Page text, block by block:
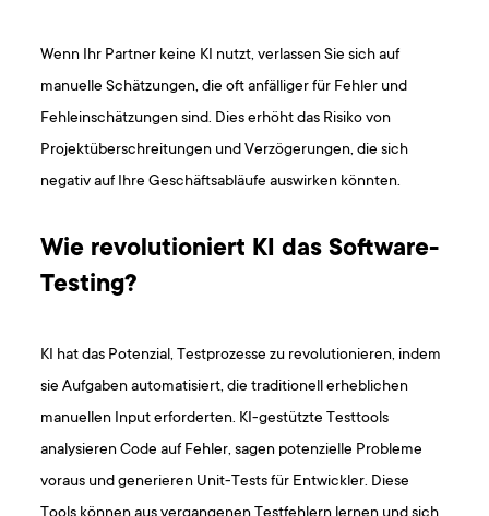
Wenn Ihr Partner keine KI nutzt, verlassen Sie sich auf
manuelle Schätzungen, die oft anfälliger für Fehler und
Fehleinschätzungen sind. Dies erhöht das Risiko von
Projektüberschreitungen und Verzögerungen, die sich
negativ auf Ihre Geschäftsabläufe auswirken könnten.
Wie revolutioniert KI das Software-
Testing?
KI hat das Potenzial, Testprozesse zu revolutionieren, indem
sie Aufgaben automatisiert, die traditionell erheblichen
manuellen Input erforderten. KI-gestützte Testtools
analysieren Code auf Fehler, sagen potenzielle Probleme
voraus und generieren Unit-Tests für Entwickler. Diese